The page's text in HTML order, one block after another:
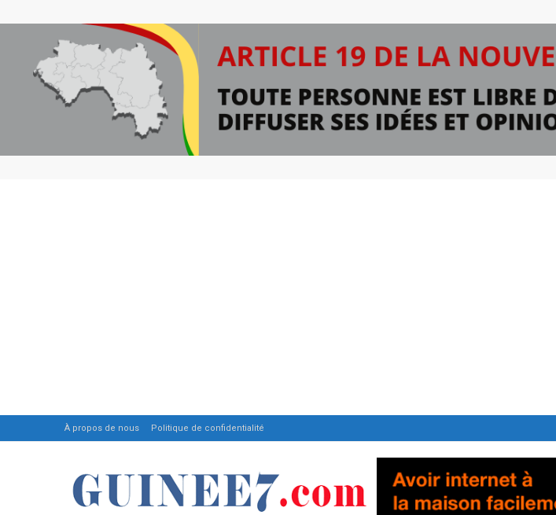
À propos de nous Politique de confidentialité